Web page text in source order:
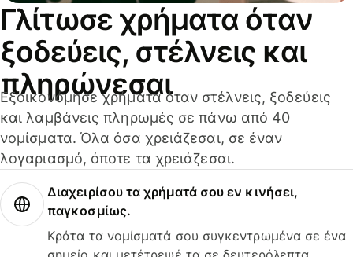
Γλίτωσε χρήματα όταν
ξοδεύεις, στέλνεις και
πληρώνεσαι
Εξοικονόμησε χρήματα όταν στέλνεις, ξοδεύεις
και λαμβάνεις πληρωμές σε πάνω από 40
νομίσματα. Όλα όσα χρειάζεσαι, σε έναν
λογαριασμό, όποτε τα χρειάζεσαι.
Διαχειρίσου τα χρήματά σου εν κινήσει,
παγκοσμίως.
Κράτα τα νομίσματά σου συγκεντρωμένα σε ένα